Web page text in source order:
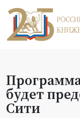
будет
Сити